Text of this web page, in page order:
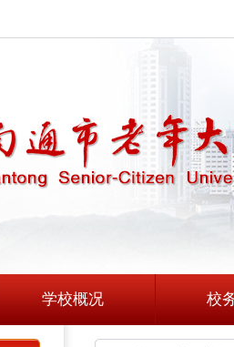
学校概况 校